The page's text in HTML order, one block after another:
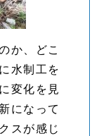
か、どこ
水制工を
変化を見
になって
スが感じ